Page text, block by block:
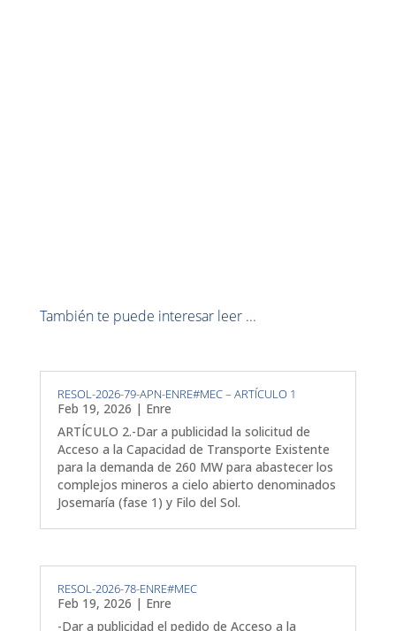
También te puede interesar leer ...
RESOL-2026-79-APN-ENRE#MEC – ARTÍCULO 1
Feb 19, 2026 | Enre
ARTÍCULO 2.-Dar a publicidad la solicitud de
Acceso a la Capacidad de Transporte Existente
para la demanda de 260 MW para abastecer los
complejos mineros a cielo abierto denominados
Josemaría (fase 1) y Filo del Sol.
RESOL-2026-78-ENRE#MEC
Feb 19, 2026 | Enre
-Dar a publicidad el pedido de Acceso a la